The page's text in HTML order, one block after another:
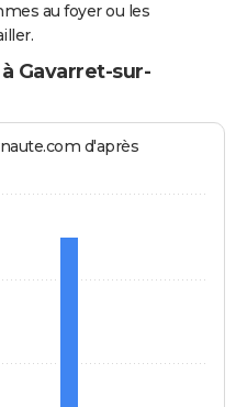
au foyer ou les
Gavarret-sur-
d'après